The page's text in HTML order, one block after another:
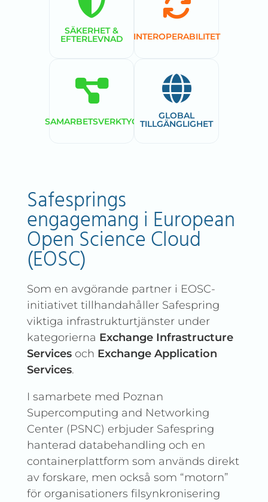
SÄKERHET &
EFTERLEVNAD INTEROPERABILITET
SAMARBETSVERKTYG
GLOBAL
TILLGÄNGLIGHET
Safesprings
engagemang i European
Open Science Cloud
(EOSC)
Som en avgörande partner i EOSC-
initiativet tillhandahåller Safespring
viktiga infrastrukturtjänster under
kategorierna Exchange Infrastructure
Servicesoch Exchange Application
Services.
I samarbete med Poznan
Supercomputing and Networking
Center (PSNC) erbjuder Safespring
hanterad databehandling och en
containerplattform som används direkt
av forskare, men också som “motorn”
för organisationers filsynkronisering